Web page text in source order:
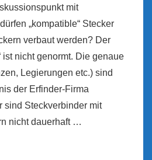
mit
„kompatible“ Stecker
verbaut werden? Der
ist nicht genormt. Die genaue
Legierungen etc.) sind
der Erfinder-Firma
sind Steckverbinder mit
nicht dauerhaft …